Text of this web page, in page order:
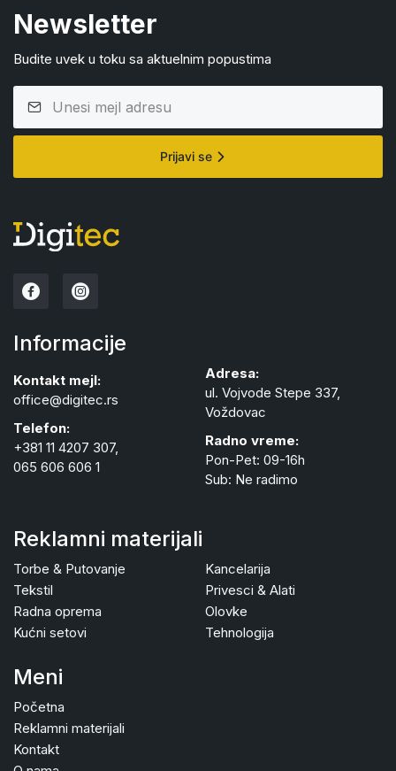
Newsletter
Budite uvek u toku sa aktuelnim popustima
Prijavi se
Informacije
Kontakt mejl:
office@digitec.rs
Telefon:
+381 11 4207 307,
065 606 606 1
Adresa:
ul. Vojvode Stepe 337,
Voždovac
Radno vreme:
Pon-Pet: 09-16h
Sub: Ne radimo
Reklamni materijali
Torbe & Putovanje
Tekstil
Radna oprema
Kućni setovi
Kancelarija
Privesci & Alati
Olovke
Tehnologija
Meni
Početna
Reklamni materijali
Kontakt